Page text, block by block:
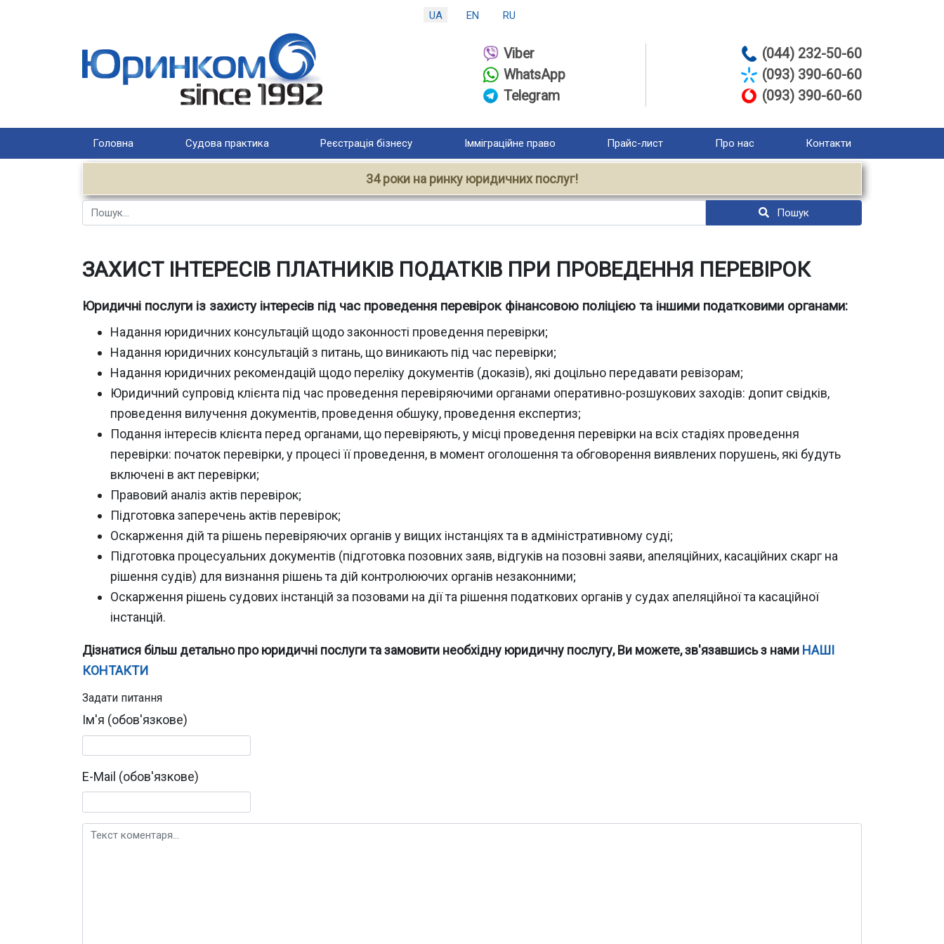
UA EN RU
Viber
WhatsApp
Telegram
(044) 232-50-60
(093) 390-60-60
(093) 390-60-60
Головна Судова практика Реєстрація бізнесу Імміграційне право Прайс-лист Про нас Контакти
34 роки на ринку юридичних послуг!
Пошук Пошук
ЗАХИСТ ІНТЕРЕСІВ ПЛАТНИКІВ ПОДАТКІВ ПРИ ПРОВЕДЕННЯ ПЕРЕВІРОК
Юридичні послуги із захисту інтересів під час проведення перевірок фінансовою поліцією та іншими податковими органами:
Надання юридичних консультацій щодо законності проведення перевірки;
Надання юридичних консультацій з питань, що виникають під час перевірки;
Надання юридичних рекомендацій щодо переліку документів (доказів), які доцільно передавати ревізорам;
Юридичний супровід клієнта під час проведення перевіряючими органами оперативно-розшукових заходів: допит свідків,
проведення вилучення документів, проведення обшуку, проведення експертиз;
Подання інтересів клієнта перед органами, що перевіряють, у місці проведення перевірки на всіх стадіях проведення
перевірки: початок перевірки, у процесі її проведення, в момент оголошення та обговорення виявлених порушень, які будуть
включені в акт перевірки;
Правовий аналіз актів перевірок;
Підготовка заперечень актів перевірок;
Оскарження дій та рішень перевіряючих органів у вищих інстанціях та в адміністративному суді;
Підготовка процесуальних документів (підготовка позовних заяв, відгуків на позовні заяви, апеляційних, касаційних скарг на
рішення судів) для визнання рішень та дій контролюючих органів незаконними;
Оскарження рішень судових інстанцій за позовами на дії та рішення податкових органів у судах апеляційної та касаційної
інстанцій.
Дізнатися більш детально про юридичні послуги та замовити необхідну юридичну послугу, Ви можете, зв'язавшись з нами НАШІ
КОНТАКТИ
Задати питання
Ім'я (обов'язкове)
E-Mail (обов'язкове)
Текст коментаря